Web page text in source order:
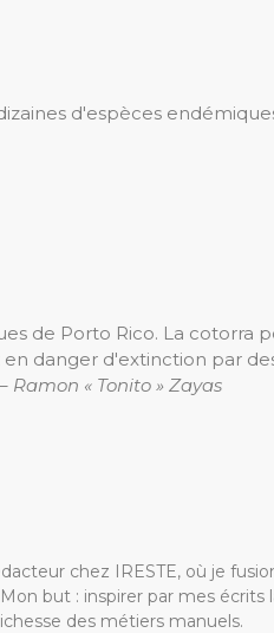
d'espèces
de Porto Rico. La cotorra
danger d'extinction par
– Ramon « Tonito » Zayas
chez IRESTE, où je
but : inspirer par mes écrits
des métiers manuels.